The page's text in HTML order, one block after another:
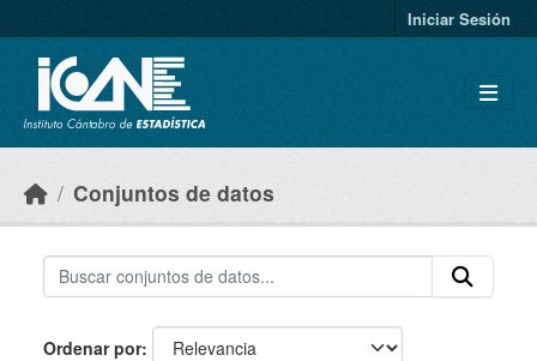
Iniciar Sesión
Conjuntos de datos
Ordenar por